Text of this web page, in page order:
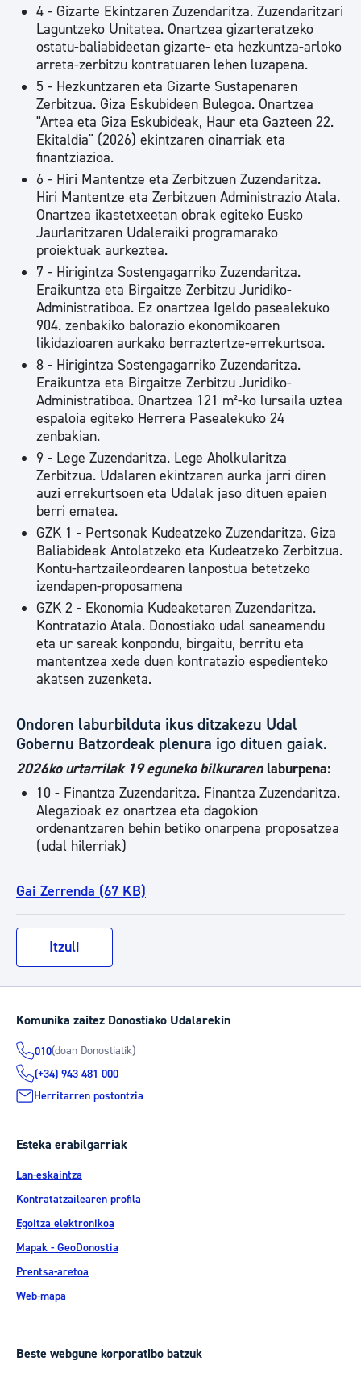
4 - Gizarte Ekintzaren Zuzendaritza. Zuzendaritzari
Laguntzeko Unitatea. Onartzea gizarteratzeko
ostatu-baliabideetan gizarte- eta hezkuntza-arloko
arreta-zerbitzu kontratuaren lehen luzapena.
5 - Hezkuntzaren eta Gizarte Sustapenaren
Zerbitzua. Giza Eskubideen Bulegoa. Onartzea
"Artea eta Giza Eskubideak, Haur eta Gazteen 22.
Ekitaldia" (2026) ekintzaren oinarriak eta
finantziazioa.
6 - Hiri Mantentze eta Zerbitzuen Zuzendaritza.
Hiri Mantentze eta Zerbitzuen Administrazio Atala.
Onartzea ikastetxeetan obrak egiteko Eusko
Jaurlaritzaren Udaleraiki programarako
proiektuak aurkeztea.
7 - Hirigintza Sostengagarriko Zuzendaritza.
Eraikuntza eta Birgaitze Zerbitzu Juridiko-
Administratiboa. Ez onartzea Igeldo pasealekuko
904. zenbakiko balorazio ekonomikoaren
likidazioaren aurkako berraztertze-errekurtsoa.
8 - Hirigintza Sostengagarriko Zuzendaritza.
Eraikuntza eta Birgaitze Zerbitzu Juridiko-
Administratiboa. Onartzea 121 m²-ko lursaila uztea
espaloia egiteko Herrera Pasealekuko 24
zenbakian.
9 - Lege Zuzendaritza. Lege Aholkularitza
Zerbitzua. Udalaren ekintzaren aurka jarri diren
auzi errekurtsoen eta Udalak jaso dituen epaien
berri ematea.
GZK 1 - Pertsonak Kudeatzeko Zuzendaritza. Giza
Baliabideak Antolatzeko eta Kudeatzeko Zerbitzua.
Kontu-hartzaileordearen lanpostua betetzeko
izendapen-proposamena
GZK 2 - Ekonomia Kudeaketaren Zuzendaritza.
Kontratazio Atala. Donostiako udal saneamendu
eta ur sareak konpondu, birgaitu, berritu eta
mantentzea xede duen kontratazio espedienteko
akatsen zuzenketa.
Ondoren laburbilduta ikus ditzakezu Udal
Gobernu Batzordeak plenura igo dituen gaiak.
2026ko urtarrilak 19 eguneko bilkurarenlaburpena:
10 - Finantza Zuzendaritza. Finantza Zuzendaritza.
Alegazioak ez onartzea eta dagokion
ordenantzaren behin betiko onarpena proposatzea
(udal hilerriak)
Gai Zerrenda (67 KB)
Itzuli
Komunika zaitez Donostiako Udalarekin
010(doan Donostiatik)
(+34) 943 481 000
Herritarren postontzia
Esteka erabilgarriak
Lan-eskaintza
Kontratatzailearen profila
Egoitza elektronikoa
Mapak - GeoDonostia
Prentsa-aretoa
Web-mapa
Beste webgune korporatibo batzuk